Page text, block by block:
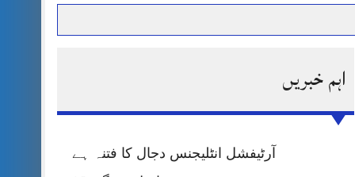
پر قربان
پریس کانفرنس
اہم خبریں
آرٹیفشل انٹلیجنس دجال کا فتنہ ہے